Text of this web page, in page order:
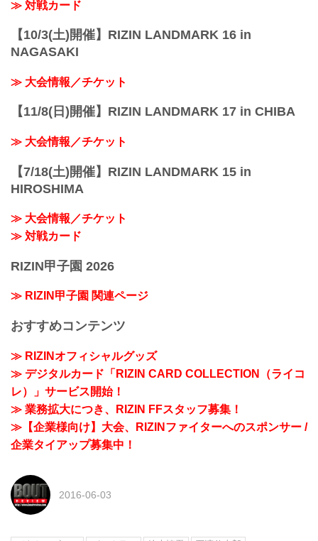
≫ 対戦カード
【10/3(土)開催】RIZIN LANDMARK 16 in
NAGASAKI
≫ 大会情報／チケット
【11/8(日)開催】RIZIN LANDMARK 17 in CHIBA
≫ 大会情報／チケット
【7/18(土)開催】RIZIN LANDMARK 15 in
HIROSHIMA
≫ 大会情報／チケット
≫ 対戦カード
RIZIN甲子園 2026
≫ RIZIN甲子園 関連ページ
おすすめコンテンツ
≫ RIZINオフィシャルグッズ
≫ デジタルカード「RIZIN CARD COLLECTION（ライコ
レ）」サービス開始！
≫ 業務拡大につき、RIZIN FFスタッフ募集！
≫【企業様向け】大会、RIZINファイターへのスポンサー /
企業タイアップ募集中！
2016-06-03